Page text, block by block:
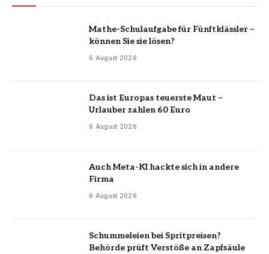
Mathe-Schulaufgabe für Fünftklässler –
können Sie sie lösen?
6 August 2026
Das ist Europas teuerste Maut –
Urlauber zahlen 60 Euro
6 August 2026
Auch Meta-KI hackte sich in andere
Firma
6 August 2026
Schummeleien bei Spritpreisen?
Behörde prüft Verstöße an Zapfsäule